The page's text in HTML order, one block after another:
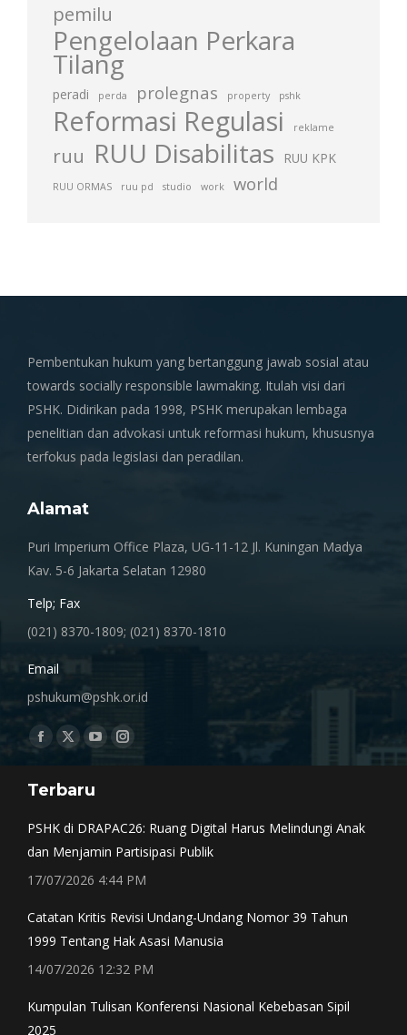
pemilu
Pengelolaan Perkara
Tilang
peradi perda prolegnas property pshk
Reformasi Regulasi reklame
ruu RUU Disabilitas RUU KPK
RUU ORMAS ruu pd studio work world
Pembentukan hukum yang bertanggung jawab sosial atau
towards socially responsible lawmaking. Itulah visi dari
PSHK. Didirikan pada 1998, PSHK merupakan lembaga
penelitian dan advokasi untuk reformasi hukum, khususnya
terfokus pada legislasi dan peradilan.
Alamat
Puri Imperium Office Plaza, UG-11-12 Jl. Kuningan Madya
Kav. 5-6 Jakarta Selatan 12980
Telp; Fax
(021) 8370-1809; (021) 8370-1810
Email
pshukum@pshk.or.id
Find us on:
Facebook
opens
window
X
opens
window
YouTube
opens
Instagram
window
Terbaru
PSHK di DRAPAC26: Ruang Digital Harus Melindungi Anak
dan Menjamin Partisipasi Publik
17/07/2026 4:44 PM
Catatan Kritis Revisi Undang-Undang Nomor 39 Tahun
1999 Tentang Hak Asasi Manusia
14/07/2026 12:32 PM
Kumpulan Tulisan Konferensi Nasional Kebebasan Sipil
2025